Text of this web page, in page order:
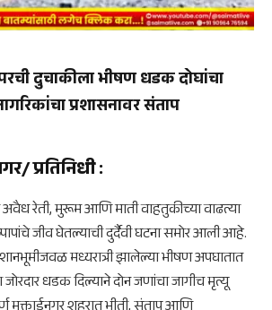
दुचाकीला भीषण धडक दोघांचा
प्रशासनावर संताप
प्रतिनिधी:
रेती, मुरूम आणि माती वाहतुकीच्या वाढत्या
जीव घेतल्याची दुर्दैवी घटना समोर आली आहे.
मध्यरात्री झालेल्या भीषण अपघातात
धडक दिल्याने दोन जणांचा जागीच मृत्यू